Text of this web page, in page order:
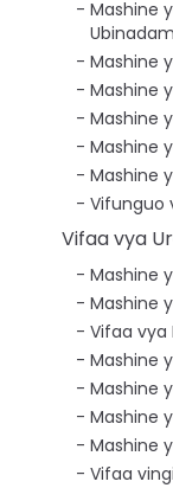
Mashine
Mashine
Mashine
Mashine
Mashine
Mashine
Vifunguo
Vifaa vya
Mashine
Mashine
Vifaa vya
Mashine
Mashine
Mashine
Mashine
Vifaa